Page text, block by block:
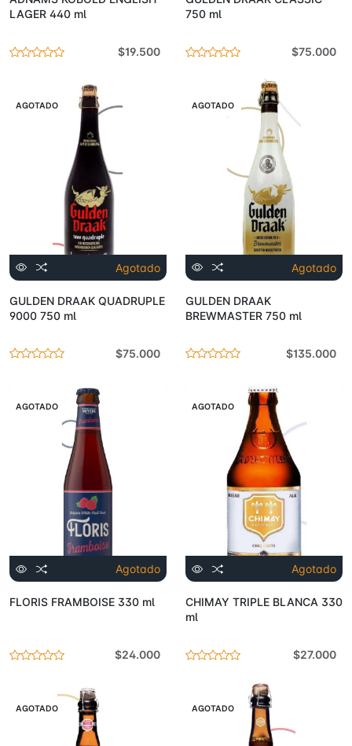
LAGER 440 ml
$19.500
750 ml
$75.000
AGOTADO
Agotado
GULDEN DRAAK QUADRUPLE
9000 750 ml
$75.000
AGOTADO
Agotado
GULDEN DRAAK
BREWMASTER 750 ml
$135.000
AGOTADO
Agotado
FLORIS FRAMBOISE 330 ml
$24.000
AGOTADO
Agotado
CHIMAY TRIPLE BLANCA 330
ml
$27.000
AGOTADO AGOTADO